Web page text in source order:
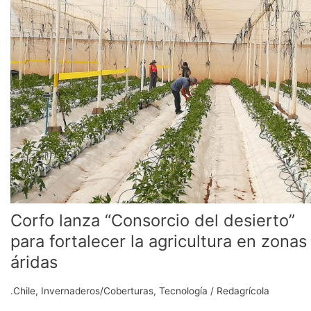
Corfo lanza “Consorcio del desierto”
para fortalecer la agricultura en zonas
áridas
.Chile, Invernaderos/Coberturas, Tecnología / Redagrícola
“Consorcio
del
desierto”
para
fortalecer
la
agricultura
en
zonas
áridas